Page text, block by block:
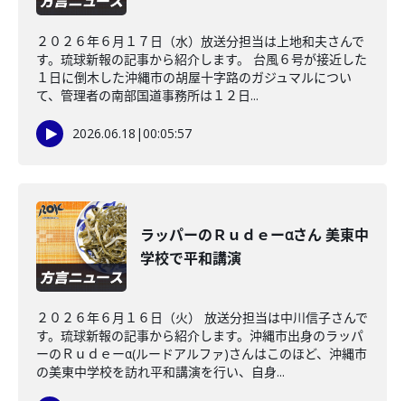
２０２６年６月１７日（水）放送分担当は上地和夫さんで
す。琉球新報の記事から紹介します。 台風６号が接近した
１日に倒木した沖縄市の胡屋十字路のガジュマルについ
て、管理者の南部国道事務所は１２日...
2026.06.18 |00:05:57
ラッパーのＲｕｄｅーαさん 美東中
学校で平和講演
２０２６年６月１６日（火） 放送分担当は中川信子さんで
す。琉球新報の記事から紹介します。沖縄市出身のラッパ
ーのＲｕｄｅーα(ルードアルファ)さんはこのほど、沖縄市
の美東中学校を訪れ平和講演を行い、自身...